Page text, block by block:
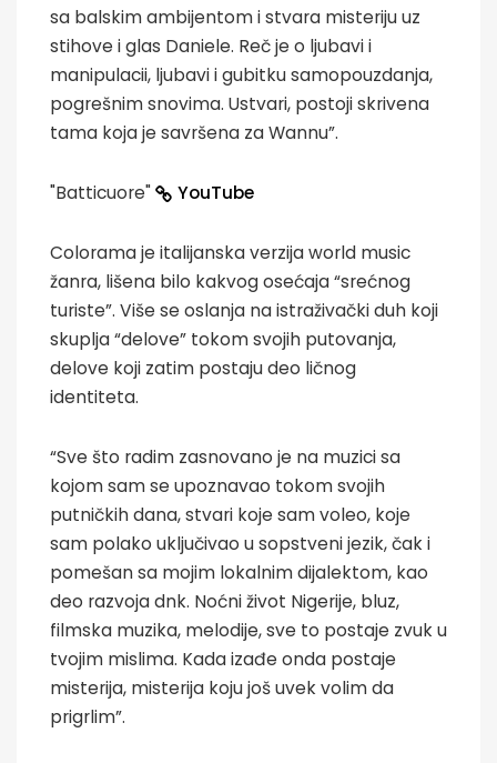
sa balskim ambijentom i stvara misteriju uz
stihove i glas Daniele. Reč je o ljubavi i
manipulacii, ljubavi i gubitku samopouzdanja,
pogrešnim snovima. Ustvari, postoji skrivena
tama koja je savršena za Wannu”.
"Batticuore" YouTube
Colorama je italijanska verzija world music
žanra, lišena bilo kakvog osećaja “srećnog
turiste”. Više se oslanja na istraživački duh koji
skuplja “delove” tokom svojih putovanja,
delove koji zatim postaju deo ličnog
identiteta.
“Sve što radim zasnovano je na muzici sa
kojom sam se upoznavao tokom svojih
putničkih dana, stvari koje sam voleo, koje
sam polako uključivao u sopstveni jezik, čak i
pomešan sa mojim lokalnim dijalektom, kao
deo razvoja dnk. Noćni život Nigerije, bluz,
filmska muzika, melodije, sve to postaje zvuk u
tvojim mislima. Kada izađe onda postaje
misterija, misterija koju još uvek volim da
prigrlim”.